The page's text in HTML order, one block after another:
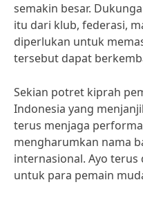
semakin besar.
itu dari klub, federasi,
diperlukan untuk
tersebut dapat
Sekian potret kiprah
Indonesia yang
terus menjaga
mengharumkan nama
internasional. Ayo
untuk para pemain